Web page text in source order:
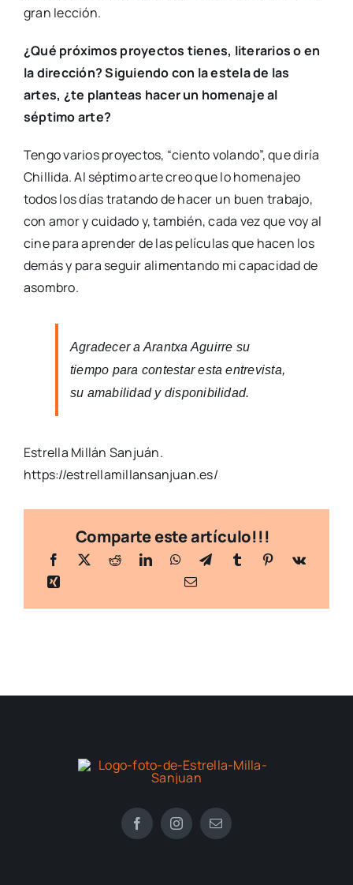
gran lección.
¿Qué próximos proyectos tienes, literarios o en
la dirección? Siguiendo con la estela de las
artes, ¿te planteas hacer un homenaje al
séptimo arte?
Tengo varios proyectos, “ciento volando”, que diría
Chillida. Al séptimo arte creo que lo homenajeo
todos los días tratando de hacer un buen trabajo,
con amor y cuidado y, también, cada vez que voy al
cine para aprender de las películas que hacen los
demás y para seguir alimentando mi capacidad de
asombro.
Agradecer a Arantxa Aguirre su
tiempo para contestar esta entrevista,
su amabilidad y disponibilidad.
Estrella Millán Sanjuán.
https://estrellamillansanjuan.es/
Comparte este artículo!!!